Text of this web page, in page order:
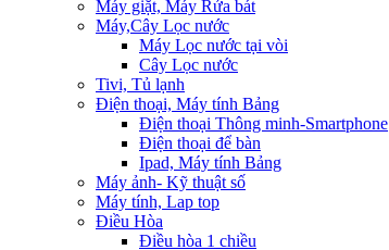
Máy giặt, Máy Rửa bát
Máy,Cây Lọc nước
Máy Lọc nước tại vòi
Cây Lọc nước
Tivi, Tủ lạnh
Điện thoại, Máy tính Bảng
Điện thoại Thông minh-Smartphone
Điện thoại để bàn
Ipad, Máy tính Bảng
Máy ảnh- Kỹ thuật số
Máy tính, Lap top
Điều Hòa
Điều hòa 1 chiều